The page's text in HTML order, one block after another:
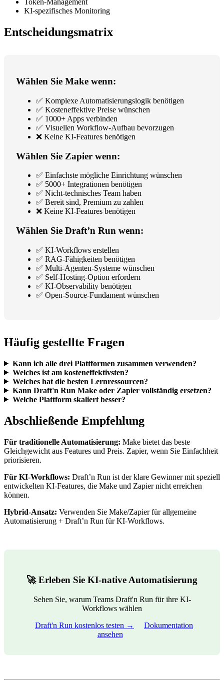
KI-spezifisches Monitoring
Entscheidungsmatrix
Wählen Sie Make wenn:
✅ Komplexe Automatisierungslogik benötigen
✅ Kosteneffektive Preise wünschen
✅ 1000+ Apps verbinden
✅ Visuellen Workflow-Aufbau bevorzugen
❌ Keine KI-Features benötigen
Wählen Sie Zapier wenn:
✅ Einfachste mögliche Einrichtung wünschen
✅ 5000+ Integrationen benötigen
✅ Nicht-technisches Team haben
✅ Bereit sind, Premium zu zahlen
❌ Keine KI-Features benötigen
Wählen Sie Draft’n Run wenn:
✅ KI-Workflows erstellen
✅ RAG-Fähigkeiten benötigen
✅ Multi-Agenten-Systeme wünschen
✅ Self-Hosting-Option erfordern
✅ KI-Observability benötigen
✅ Open-Source-Fundament wünschen
Häufig gestellte Fragen
Kann ich alle drei Plattformen zusammen verwenden?
Welches ist am kosteneffektivsten?
Welches hat die besten Lernressourcen?
Kann Draft'n Run Make oder Zapier vollständig ersetzen?
Welche Plattform skaliert besser?
Abschließende Empfehlung
Für traditionelle Automatisierung: Make bietet das beste
Gleichgewicht aus Features und Preis. Zapier, wenn Sie Einfachheit
priorisieren.
Für KI-Workflows: Draft’n Run ist der klare Gewinner mit speziell
entwickelten KI-Features, die Make und Zapier nicht erreichen
können.
Hybrid-Ansatz: Verwenden Sie Make/Zapier für allgemeine
Automatisierung + Draft’n Run für KI-Workflows.
🚀 Erleben Sie KI-native Automatisierung
Sehen Sie, warum Teams Draft'n Run für ihre KI-
Workflows wählen
Draft'n Run kostenlos testen →
Dokumentation
ansehen